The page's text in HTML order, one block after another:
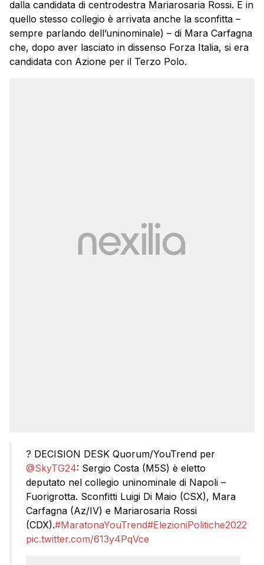
dalla candidata di centrodestra Mariarosaria Rossi. E in
quello stesso collegio è arrivata anche la sconfitta –
sempre parlando dell’uninominale) – di Mara Carfagna
che, dopo aver lasciato in dissenso Forza Italia, si era
candidata con Azione per il Terzo Polo.
? DECISION DESK Quorum/YouTrend per
@SkyTG24: Sergio Costa (M5S) è eletto
deputato nel collegio uninominale di Napoli –
Fuorigrotta. Sconfitti Luigi Di Maio (CSX), Mara
Carfagna (Az/IV) e Mariarosaria Rossi
(CDX).#MaratonaYouTrend#ElezioniPolitiche2022
pic.twitter.com/613y4PqVce